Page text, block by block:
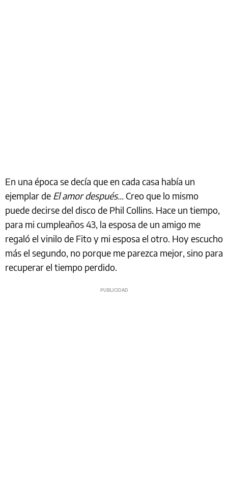
En una época se decía que en cada casa había un
ejemplar de El amor después… Creo que lo mismo
puede decirse del disco de Phil Collins. Hace un tiempo,
para mi cumpleaños 43, la esposa de un amigo me
regaló el vinilo de Fito y mi esposa el otro. Hoy escucho
más el segundo, no porque me parezca mejor, sino para
recuperar el tiempo perdido.